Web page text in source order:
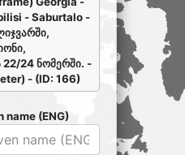
- Saburtalo -
24 ნომერში. -
(83.00 Square meter) - (ID: 166)
name (ENG)